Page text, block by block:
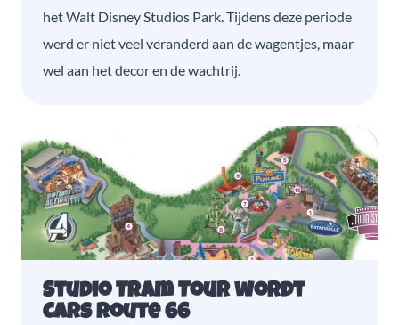
het Walt Disney Studios Park. Tijdens deze periode
werd er niet veel veranderd aan de wagentjes, maar
wel aan het decor en de wachtrij.
Studio Tram Tour wordt
Cars Route 66